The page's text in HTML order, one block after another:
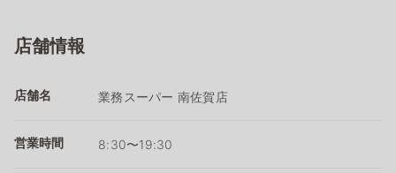
店舗情報
店舗名 業務スーパー 南佐賀店
営業時間 8:30〜19:30